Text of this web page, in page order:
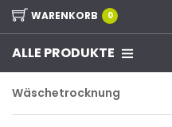
WARENKORB 0
ALLE PRODUKTE
Wäschetrocknung